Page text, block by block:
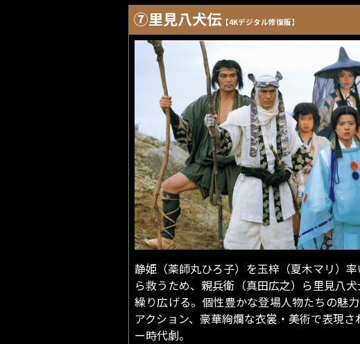
⑦里見八犬伝 【4Kデジタル修復版】
静姫（薬師丸ひろ子）を玉梓（夏木マリ）
ら救うため、親兵衛（真田広之）ら里見八
繰り広げる。個性豊かな登場人物たちの魅
アクション、豪華絢爛な衣裳・美術で表現さ
ー時代劇。